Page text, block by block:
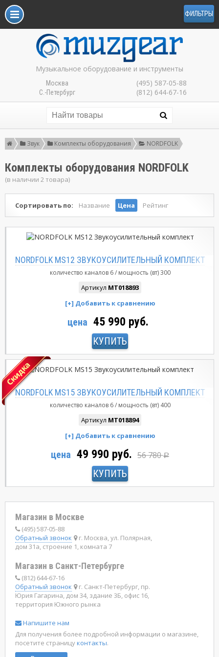
ФИЛЬТРЫ
Музыкальное оборудование и инструменты
Москва (495) 587-05-88
С.-Петербург (812) 644-67-16
Звук Комплекты оборудования NORDFOLK
Комплекты оборудования NORDFOLK
(в наличии 2 товара)
Сортировать по: Название Цена Рейтинг
NORDFOLK MS12 ЗВУКОУСИЛИТЕЛЬНЫЙ КОМПЛЕКТ
количество каналов 6 мощность (вт)300
Артикул MT018893
цена 45 990 руб.
КУПИТЬ
NORDFOLK MS15 ЗВУКОУСИЛИТЕЛЬНЫЙ КОМПЛЕКТ
количество каналов 6 мощность (вт) 400
Артикул MT018894
цена 49 990 руб. 56 780Р
КУПИТЬ
Магазин в Москве
(495) 587-05-88
Обратный звонок
г. Москва, ул. Полярная,
дом 31а, строение 1, комната 7
Магазин в Санкт-Петербурге
(812) 644-67-16
Обратный звонок
г. Санкт-Петербург, пр.
Юрия Гагарина, дом 34, здание 3Б, офис 16,
территория Южного рынка
Напишите нам
Для получения более подробной информации о магазине,
посетите страницуконтакты.